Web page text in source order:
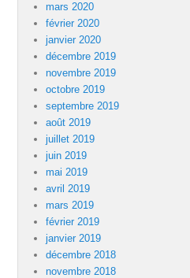
mars 2020
février 2020
janvier 2020
décembre 2019
novembre 2019
octobre 2019
septembre 2019
août 2019
juillet 2019
juin 2019
mai 2019
avril 2019
mars 2019
février 2019
janvier 2019
décembre 2018
novembre 2018